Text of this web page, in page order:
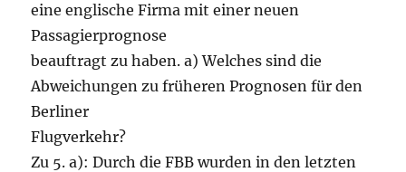
eine englische Firma mit einer neuen
Passagierprognose
beauftragt zu haben. a) Welches sind die
Abweichungen zu früheren Prognosen für den
Berliner
Flugverkehr?
Zu 5. a): Durch die FBB wurden in den letzten